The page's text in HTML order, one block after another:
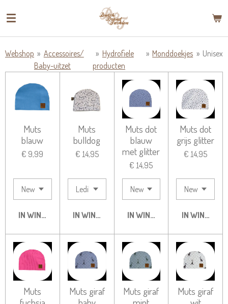
direct
hoofdinhoud
Webshop » Accessoires/
Baby-uitzet
» Hydrofiele
producten
» Monddoekjes » Unisex
Muts
blauw
€ 9,99
IN WINKELWAGEN
Muts
bulldog
€ 14,95
IN WINKELWAGEN
Muts dot
blauw
met glitter
€ 14,95
IN WINKELWAGEN
Muts dot
grijs glitter
€ 14,95
IN
Muts
Muts giraf
Muts giraf
Muts giraf